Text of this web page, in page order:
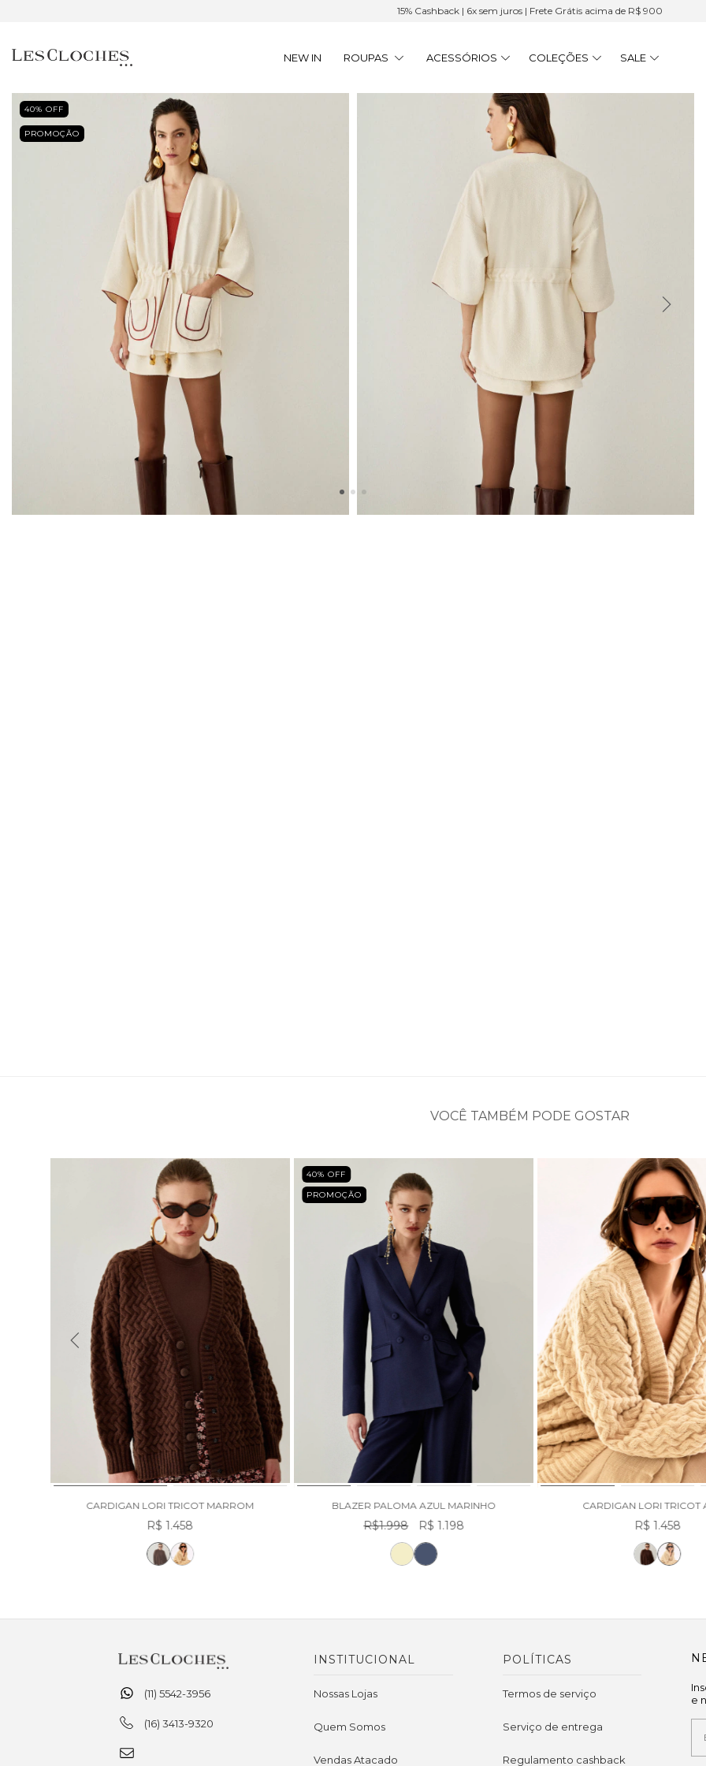
15% Cashback | 6x sem juros | Frete Grátis acima de R$ 900
NEW IN ROUPAS ACESSÓRIOS COLEÇÕES SALE
40% OFF
PROMOÇÃO
VOCÊ TAMBÉM PODE GOSTAR
CARDIGAN LORI TRICOT MARROM
R$ 1.458
40% OFF
PROMOÇÃO
BLAZER PALOMA AZUL MARINHO
R$1.998 R$ 1.198
CARDIGAN LORI TRICOT
R$ 1.458
(11) 5542-3956
(16) 3413-9320
INSTITUCIONAL
Nossas Lojas
Quem Somos
Vendas Atacado
POLÍTICAS
Termos de serviço
Serviço de entrega
Regulamento cashback
e